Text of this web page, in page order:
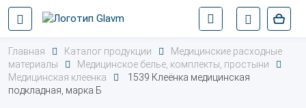
Главная Каталог продукции
Медицинские расходные
материалы
Медицинское белье, комплекты, простыни
Медицинская клеенка
1539 Клеёнка медицинская
подкладная, марка Б